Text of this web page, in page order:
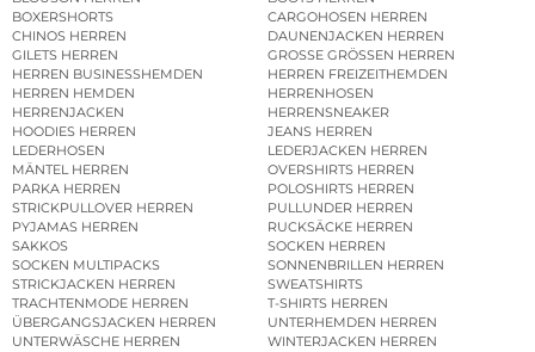
BOXERSHORTS
CARGOHOSEN HERREN
CHINOS HERREN
DAUNENJACKEN HERREN
GILETS HERREN
GROSSE GRÖSSEN HERREN
HERREN BUSINESSHEMDEN
HERREN FREIZEITHEMDEN
HERREN HEMDEN
HERRENHOSEN
HERRENJACKEN
HERRENSNEAKER
HOODIES HERREN
JEANS HERREN
LEDERHOSEN
LEDERJACKEN HERREN
MÄNTEL HERREN
OVERSHIRTS HERREN
PARKA HERREN
POLOSHIRTS HERREN
STRICKPULLOVER HERREN
PULLUNDER HERREN
PYJAMAS HERREN
RUCKSÄCKE HERREN
SAKKOS
SOCKEN HERREN
SOCKEN MULTIPACKS
SONNENBRILLEN HERREN
STRICKJACKEN HERREN
SWEATSHIRTS
TRACHTENMODE HERREN
T-SHIRTS HERREN
ÜBERGANGSJACKEN HERREN
UNTERHEMDEN HERREN
UNTERWÄSCHE HERREN
WINTERJACKEN HERREN